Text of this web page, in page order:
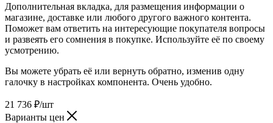
Дополнительная вкладка, для размещения информации о
магазине, доставке или любого другого важного контента.
Поможет вам ответить на интересующие покупателя вопросы
и развеять его сомнения в покупке. Используйте её по своему
усмотрению.
Вы можете убрать её или вернуть обратно, изменив одну
галочку в настройках компонента. Очень удобно.
21 736 ₽/шт
Варианты цен